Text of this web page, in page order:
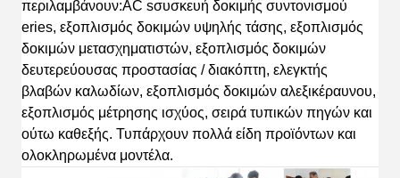
περιλαμβάνουν:AC sσυσκευή δοκιμής συντονισμού
eries, εξοπλισμός δοκιμών υψηλής τάσης, εξοπλισμός
δοκιμών μετασχηματιστών, εξοπλισμός δοκιμών
δευτερεύουσας προστασίας / διακόπτη, ελεγκτής
βλαβών καλωδίων, εξοπλισμός δοκιμών αλεξικέραυνου,
εξοπλισμός μέτρησης ισχύος, σειρά τυπικών πηγών και
ούτω καθεξής. Τυπάρχουν πολλά είδη προϊόντων και
ολοκληρωμένα μοντέλα.